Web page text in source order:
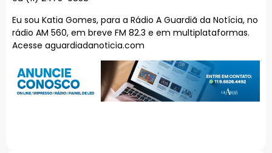
Eu sou Katia Gomes, para a Rádio A Guardiã da Notícia, no
rádio AM 560, em breve FM 82.3 e em multiplataformas.
Acesse aguardiadanoticia.com